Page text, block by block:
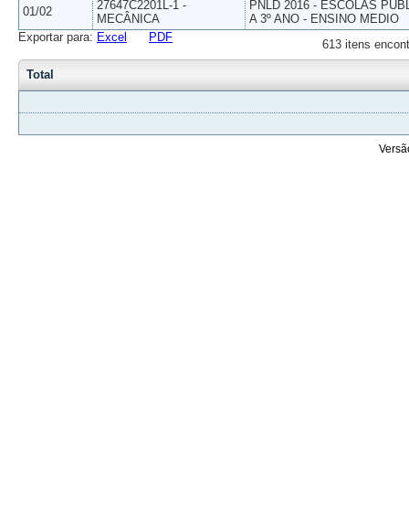
01/02
27647C2201L-1 -
MECÂNICA
PNLD 2016 - ESCOLAS
A 3º ANO - ENSINO MEDIO
613 itens
Exportar para: Excel PDF
Total